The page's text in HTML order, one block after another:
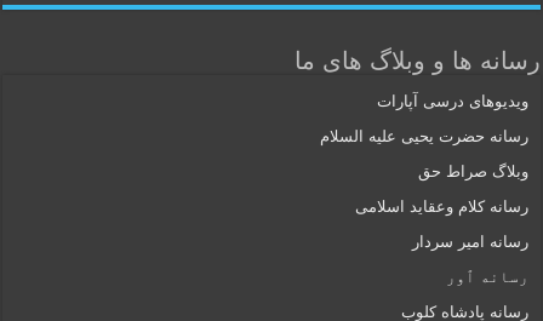
رسانه ها و وبلاگ های ما
ویدیوهای درسی آپارات
رسانه حضرت یحیی علیه السلام
وبلاگ صراط حق
رسانه کلام وعقاید اسلامی
رسانه امیر سردار
رسانه ٱور
رسانه پادشاه کلوب